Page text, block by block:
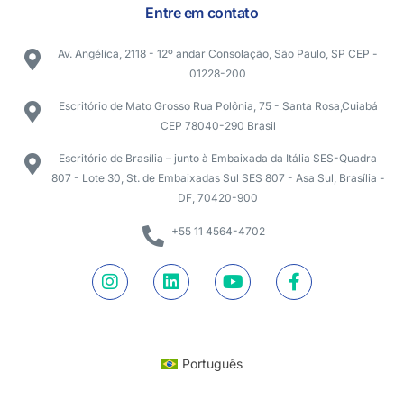
Entre em contato
Av. Angélica, 2118 - 12º andar Consolação, São Paulo, SP CEP -
01228-200
Escritório de Mato Grosso Rua Polônia, 75 - Santa Rosa,Cuiabá
CEP 78040-290 Brasil
Escritório de Brasília – junto à Embaixada da Itália SES-Quadra
807 - Lote 30, St. de Embaixadas Sul SES 807 - Asa Sul, Brasília -
DF, 70420-900
+55 11 4564-4702
Português